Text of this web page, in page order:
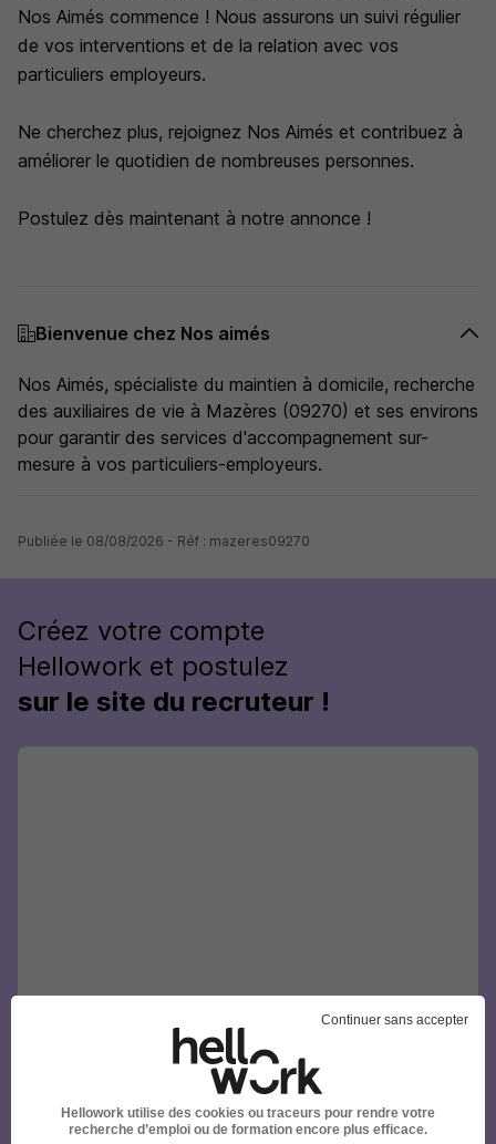
Nos Aimés commence ! Nous assurons un suivi régulier
de vos interventions et de la relation avec vos
particuliers employeurs.
Ne cherchez plus, rejoignez Nos Aimés et contribuez à
améliorer le quotidien de nombreuses personnes.
Postulez dès maintenant à notre annonce !
Bienvenue chez Nos aimés
Nos Aimés, spécialiste du maintien à domicile, recherche
des auxiliaires de vie à Mazères (09270) et ses environs
pour garantir des services d'accompagnement sur-
mesure à vos particuliers-employeurs.
Publiée le 08/08/2026 - Réf : mazeres09270
Créez votre compte
Hellowork et postulez
sur le site du recruteur !
Continuer sans accepter
Hellowork utilise des cookies ou traceurs pour rendre votre
recherche d’emploi ou de formation encore plus efficace.